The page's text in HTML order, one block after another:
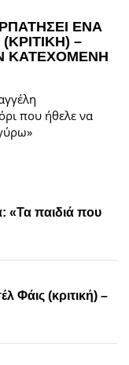
ΕΝΑ
–
ΚΑΤΕΧΟΜΕΝΗ
που ήθελε να
«Τα παιδιά που
Φάις (κριτική) –